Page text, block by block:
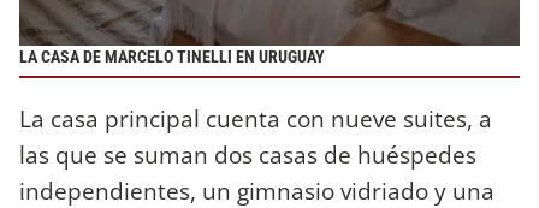
LA CASA DE MARCELO TINELLI EN URUGUAY
La casa principal cuenta con nueve suites, a
las que se suman dos casas de huéspedes
independientes, un gimnasio vidriado y una